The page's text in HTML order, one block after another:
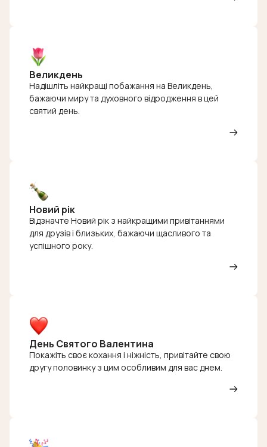
Великдень
Надішліть найкращі побажання на Великдень,
бажаючи миру та духовного відродження в цей
святий день.
Новий рік
Відзначте Новий рік з найкращими привітаннями
для друзів і близьких, бажаючи щасливого та
успішного року.
День Святого Валентина
Покажіть своє кохання і ніжність, привітайте свою
другу половинку з цим особливим для вас днем.